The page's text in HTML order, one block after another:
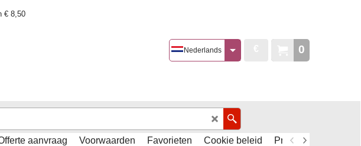
€ 8,50
0
Nederlands
aanvraag Voorwaarden Favorieten Cookie beleid
Privacy Policy - AVG